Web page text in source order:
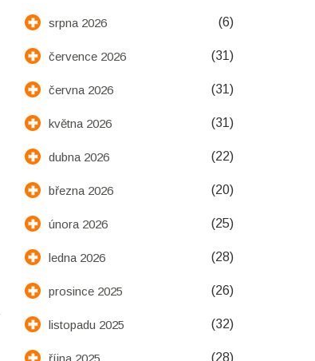
srpna 2026 (6)
července 2026 (31)
června 2026 (31)
května 2026 (31)
dubna 2026 (22)
března 2026 (20)
února 2026 (25)
ledna 2026 (28)
prosince 2025 (26)
listopadu 2025 (32)
října 2025 (28)